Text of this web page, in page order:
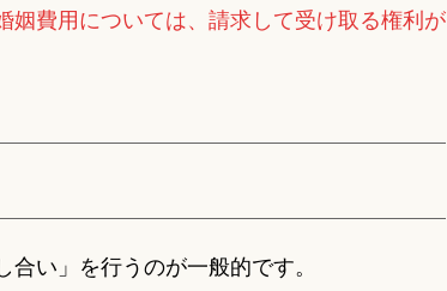
姻費用については、請求して受け取る権利が
い」を行うのが一般的です。